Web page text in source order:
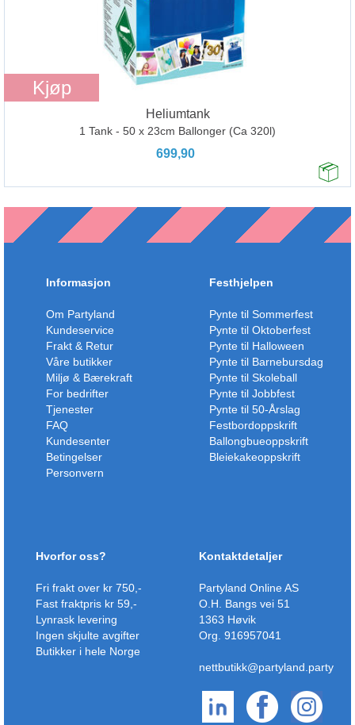
Kjøp
Heliumtank
1 Tank - 50 x 23cm Ballonger (Ca 320l)
699,90
Informasjon
Om Partyland
Kundeservice
Frakt & Retur
Våre butikker
Miljø & Bærekraft
For bedrifter
Tjenester
FAQ
Kundesenter
Betingelser
Personvern
Festhjelpen
Pynte til Sommerfest
Pynte til Oktoberfest
Pynte til Halloween
Pynte til Barnebursdag
Pynte til Skoleball
Pynte til Jobbfest
Pynte til 50-Årslag
Festbordoppskrift
Ballongbueoppskrift
Bleiekakeoppskrift
Hvorfor oss?
Fri frakt over kr 750,-
Fast fraktpris kr 59,-
Lynrask levering
Ingen skjulte avgifter
Butikker i hele Norge
Kontaktdetaljer
Partyland Online AS
O.H. Bangs vei 51
1363 Høvik
Org. 916957041
nettbutikk@partyland.party